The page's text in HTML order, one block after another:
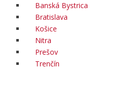
Banská Bystrica
Bratislava
Košice
Nitra
Prešov
Trenčín